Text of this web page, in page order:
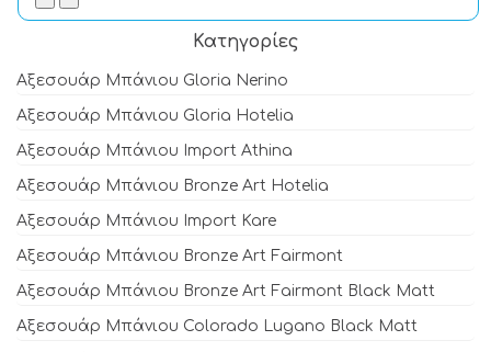
Κατηγορίες
Αξεσουάρ Μπάνιου Gloria Nerino
Αξεσουάρ Μπάνιου Gloria Hotelia
Αξεσουάρ Μπάνιου Import Athina
Αξεσουάρ Μπάνιου Bronze Art Hotelia
Αξεσουάρ Μπάνιου Import Kare
Αξεσουάρ Μπάνιου Bronze Art Fairmont
Αξεσουάρ Μπάνιου Bronze Art Fairmont Black Matt
Αξεσουάρ Μπάνιου Colorado Lugano Black Matt